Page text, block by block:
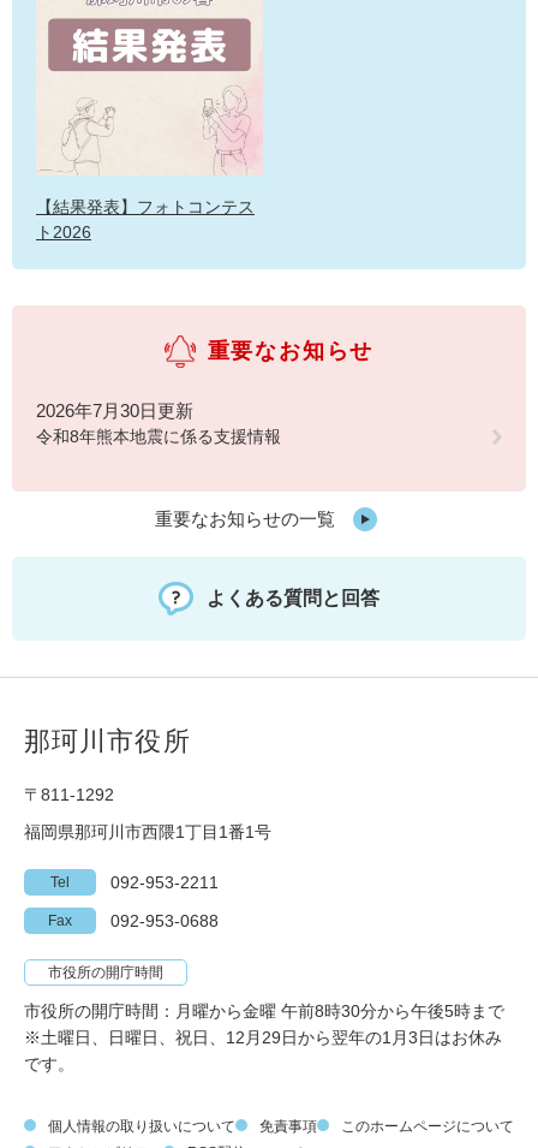
【結果発表】フォトコンテス
ト2026
重要なお知らせ
2026年7月30日更新
令和8年熊本地震に係る支援情報
重要なお知らせの一覧
よくある質問と回答
那珂川市役所
〒811-1292
福岡県那珂川市西隈1丁目1番1号
Tel 092-953-2211
Fax 092-953-0688
市役所の開庁時間
市役所の開庁時間：月曜から金曜 午前8時30分から午後5時まで
※土曜日、日曜日、祝日、12月29日から翌年の1月3日はお休み
です。
個人情報の取り扱いについて 免責事項
このホームページについて